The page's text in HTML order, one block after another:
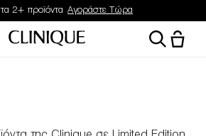
2+ προϊόντα Αγοράστε Τώρα